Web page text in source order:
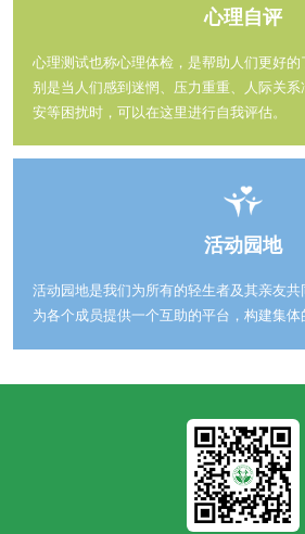
心理自评
心理测试也称心理体检，是帮助人们更好
别是当人们感到迷惘、压力重重、人际关
安等困扰时，可以在这里进行自我评估。
活动园地
活动园地是我们为所有的轻生者及其亲友
为各个成员提供一个互助的平台，构建集体